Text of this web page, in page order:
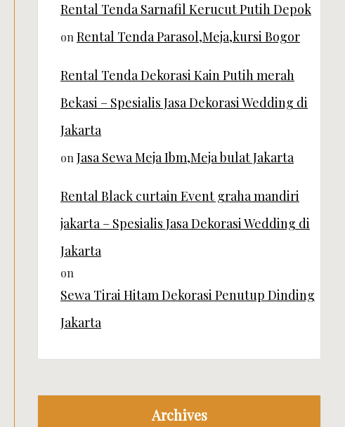
Rental Tenda Sarnafil Kerucut Putih Depok
on Rental Tenda Parasol,Meja,kursi Bogor
Rental Tenda Dekorasi Kain Putih merah
Bekasi – Spesialis Jasa Dekorasi Wedding di
Jakarta
on Jasa Sewa Meja Ibm,Meja bulat Jakarta
Rental Black curtain Event graha mandiri
jakarta – Spesialis Jasa Dekorasi Wedding di
Jakarta
on
Sewa Tirai Hitam Dekorasi Penutup Dinding
Jakarta
Archives